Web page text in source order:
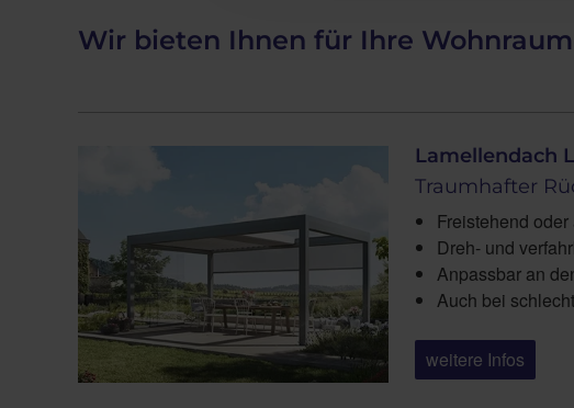
Wir bieten Ihnen für Ihre
Lamellendach
Traumhafter
Freistehend
Dreh- und
Anpassbar an
Auch bei
weitere Infos